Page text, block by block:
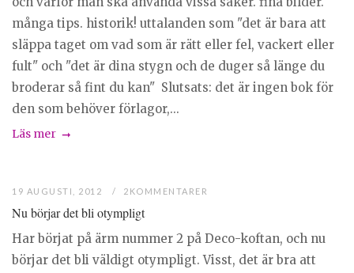
många tips. historik! uttalanden som "det är bara att
släppa taget om vad som är rätt eller fel, vackert eller
fult" och "det är dina stygn och de duger så länge du
broderar så fint du kan" Slutsats: det är ingen bok för
den som behöver förlagor,...
Läs mer
19 AUGUSTI, 2012 2KOMMENTARER
Nu börjar det bli otympligt
Har börjat på ärm nummer 2 på Deco-koftan, och nu
börjar det bli väldigt otympligt. Visst, det är bra att